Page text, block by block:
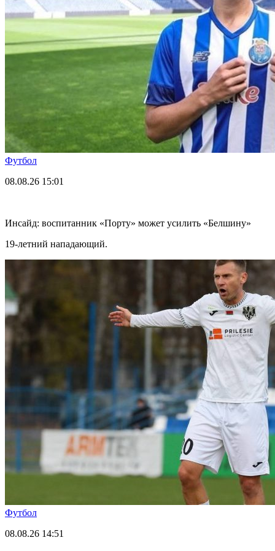
Футбол
08.08.26 15:01
Инсайд: воспитанник «Порту» может усилить «Белшину»
19-летний нападающий.
Футбол
08.08.26 14:51